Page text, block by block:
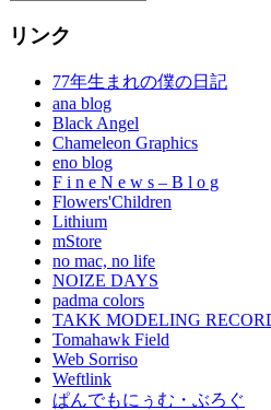
リンク
77年生まれの僕の日記
ana blog
Black Angel
Chameleon Graphics
eno blog
F i n e N e w s – B l o g
Flowers'Children
Lithium
mStore
no mac, no life
NOIZE DAYS
padma colors
TAKK MODELING
Tomahawk Field
Web Sorriso
Weftlink
ぱんでもにぅむ・ぶろぐ